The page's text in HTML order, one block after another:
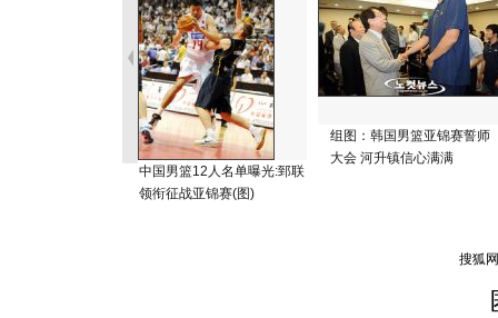
中国男篮12人名单曝光:郅联
领衔征战亚锦赛(图)
组图：韩国男篮亚锦赛誓师
大会 河升镇信心满满